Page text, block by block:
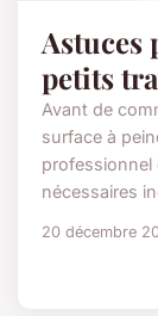
Astuces
petits
Avant de
surface à
professionnel
nécessaires
20 décembre